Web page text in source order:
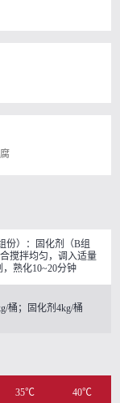
份）：固化剂（B组
搅拌均匀，调入适量
，熟化10~20分钟
桶；固化剂4kg/桶
35℃ 40℃